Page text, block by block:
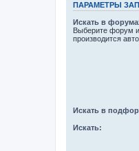
ПАРАМЕТРЫ
Искать в
Выберите форум
производится
Искать в
Искать: